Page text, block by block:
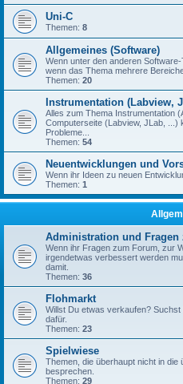
Uni-C
Themen: 8
Allgemeines (Software)
Wenn unter den anderen
wenn das Thema mehrere
Themen: 20
Instrumentation (Labview,
Alles zum Thema Instrumentation
Computerseite (Labview, JLab, ...)
Probleme...
Themen: 54
Neuentwicklungen und
Wenn ihr Ideen zu neuen
Themen: 1
Administration und Fragen
Wenn ihr Fragen zum Forum, zur
irgendetwas verbessert werden
damit.
Themen: 36
Flohmarkt
Willst Du etwas verkaufen?
dafür.
Themen: 23
Spielwiese
Themen, die überhaupt nicht in
besprechen.
Themen: 29